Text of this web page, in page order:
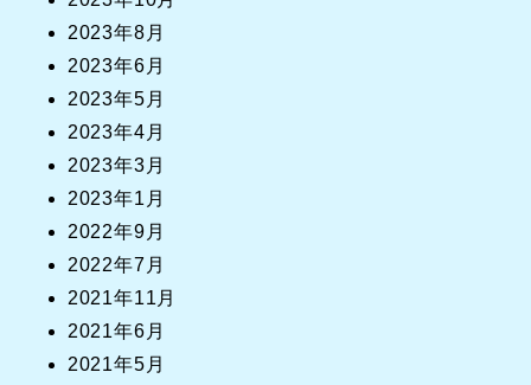
2023年8月
2023年6月
2023年5月
2023年4月
2023年3月
2023年1月
2022年9月
2022年7月
2021年11月
2021年6月
2021年5月